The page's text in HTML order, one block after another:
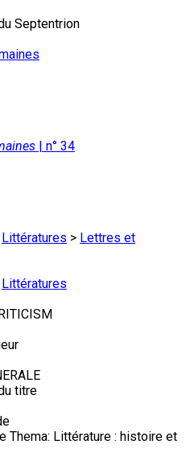
Septentrion
| n° 34
Littératures > Lettres et
Littératures
titre
Thema: Littérature : histoire et